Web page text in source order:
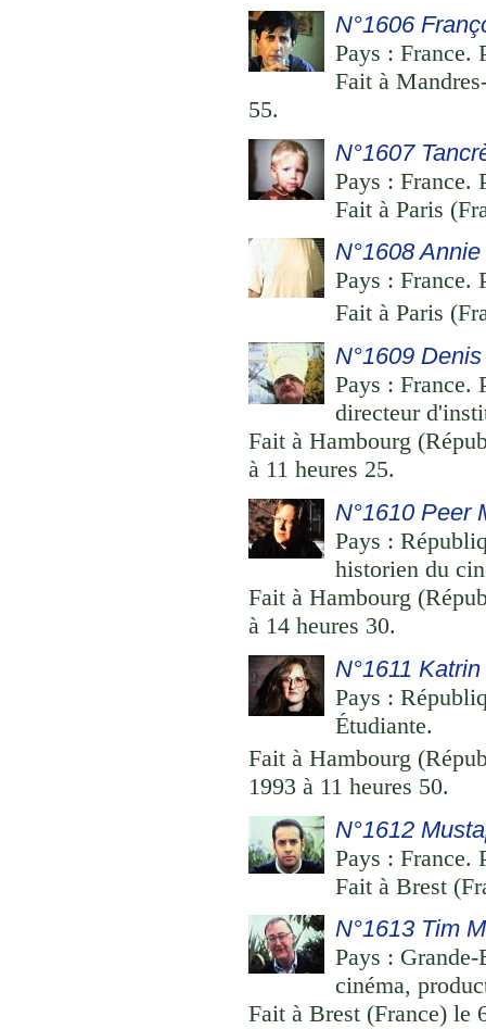
N°1606
Pays : France.
Fait à
55.
N°1607
Pays : France.
Fait à Paris
N°1608
Pays : France.
Fait à Paris
N°1609
Pays : France.
directeur
Fait à Hambourg
à 11 heures 25.
N°1610 Peer
Pays :
historien du
Fait à Hambourg
à 14 heures 30.
N°1611
Pays :
Étudiante.
Fait à Hambourg
1993 à 11 heures 50.
N°1612
Pays : France.
Fait à Brest
N°1613 Tim
Pays :
cinéma,
Fait à Brest (France) le